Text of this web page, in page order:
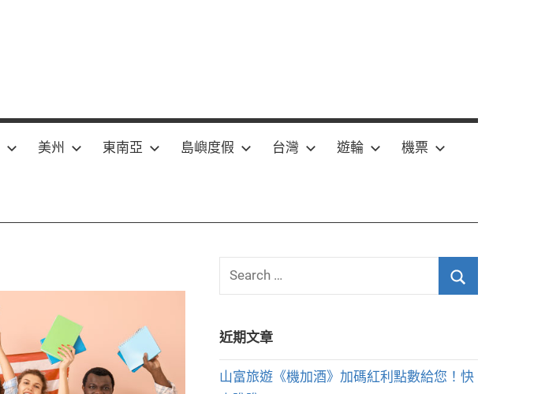
美州 東南亞 島嶼度假 台灣 遊輪 機票
Search
近期文章
山富旅遊《機加酒》加碼紅利點數給您！快